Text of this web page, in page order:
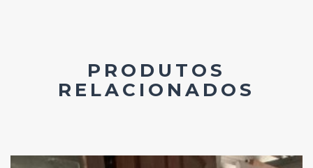
PRODUTOS
RELACIONADOS